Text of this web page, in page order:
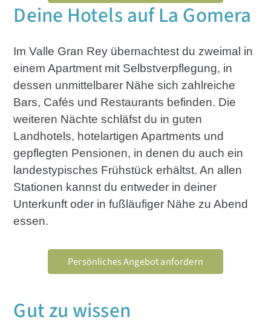
Deine Hotels auf La Gomera
Im Valle Gran Rey übernachtest du zweimal in
einem Apartment mit Selbstverpflegung, in
dessen unmittelbarer Nähe sich zahlreiche
Bars, Cafés und Restaurants befinden. Die
weiteren Nächte schläfst du in guten
Landhotels, hotelartigen Apartments und
gepflegten Pensionen, in denen du auch ein
landestypisches Frühstück erhältst. An allen
Stationen kannst du entweder in deiner
Unterkunft oder in fußläufiger Nähe zu Abend
essen.
Persönliches Angebot anfordern
Gut zu wissen